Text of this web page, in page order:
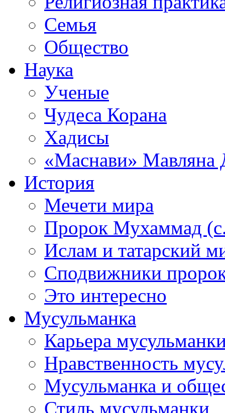
Семья
Общество
Наука
Ученые
Чудеса Корана
Хадисы
«Маснави» Мавляна
История
Мечети мира
Пророк Мухаммад
Ислам и татарский
Сподвижники
Это интересно
Мусульманка
Карьера
Нравственность
Мусульманка и
Стиль мусульманки